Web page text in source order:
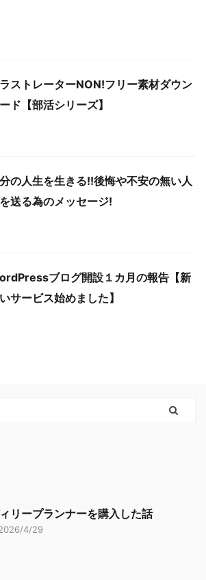
ストレーターNON!フリー素材ダウン
ド【部活シリーズ】
の人生を生きる!!後悔や不安の無い人
送る為のメッセージ!
ブログ開設１カ月の報告【新
サービス始めました】
リープランナーを購入した話
4/29